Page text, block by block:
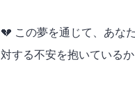
💔 この夢を通じて、あな
対する不安を抱いているか